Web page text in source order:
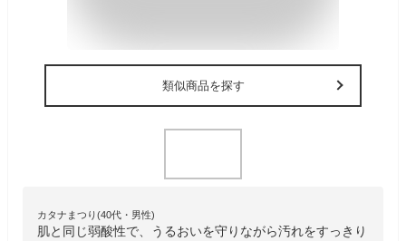
類似商品を探す
カタナまつり(40代・男性)
肌と同じ弱酸性で、うるおいを守りながら汚れをすっきり